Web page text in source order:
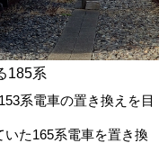
185系
系電車の置き換えを目
た165系電車を置き換